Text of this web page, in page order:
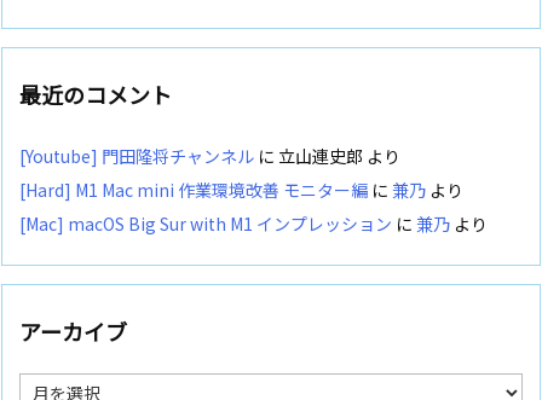
最近のコメント
[Youtube] 門田隆将チャンネル に 立山連史郎 より
[Hard] M1 Mac mini 作業環境改善 モニター編 に 兼乃 より
[Mac] macOS Big Sur with M1 インプレッション に 兼乃 より
アーカイブ
ア